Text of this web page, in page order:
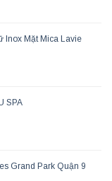
Inox Mặt Mica Lavie
SPA
Grand Park Quận 9